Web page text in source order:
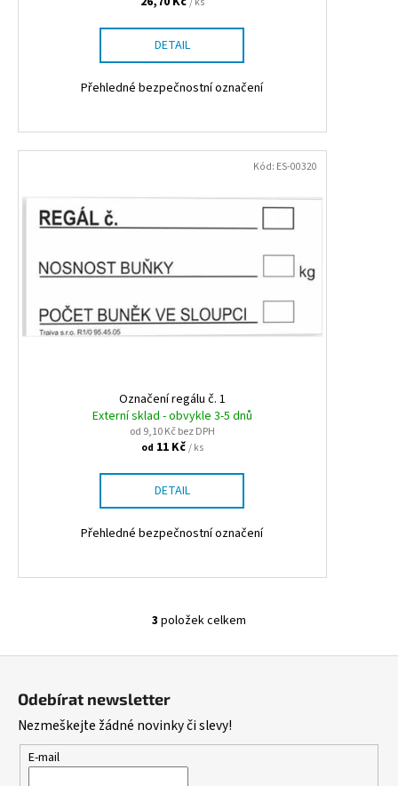
DETAIL
Přehledné bezpečnostní označení
Označení regálu č. 1
Externí sklad - obvykle 3-5 dnů
od 9,10 Kč bez DPH
od 11 Kč/ ks
DETAIL
Přehledné bezpečnostní označení
Kód: ES-00320
O
a
c
3 položek celkem
Odebírat newsletter
Nezmeškejte žádné novinky či slevy!
E-mail